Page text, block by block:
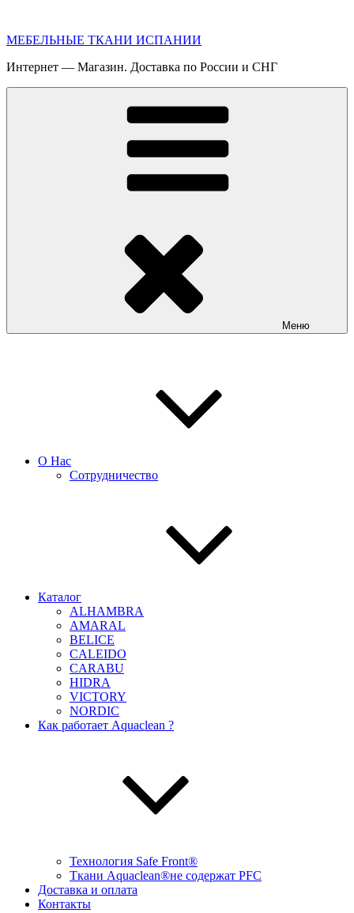
содержимому
МЕБЕЛЬНЫЕ ТКАНИ ИСПАНИИ
Интернет — Магазин. Доставка по России и СНГ
Меню
О Нас
Сотрудничество
Каталог
ALHAMBRA
AMARAL
BELICE
CALEIDO
CARABU
HIDRA
VICTORY
NORDIC
Как работает Aquaclean ?
Технология Safe Front®
Ткани Aquaclean®не содержат PFC
Доставка и оплата
Контакты